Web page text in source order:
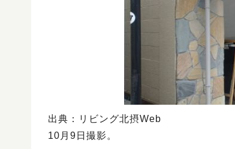
出典：リビング北摂Web
10月9日撮影。